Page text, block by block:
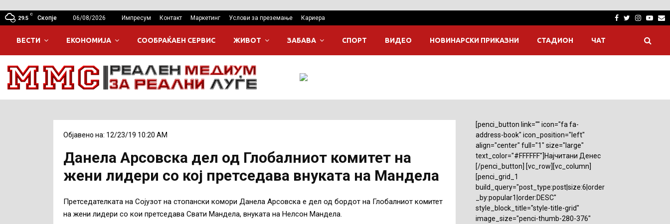
29.5
C
Скопје 06/08/2026 Импресум Контакт Маркетинг Услови за преземање Кариера Facebook
Twitter
ВЕСТИ ЕКОНОМИЈА СООБРАЌАЕН СЕРВИС ЖИВОТ ЗАБАВА СПОРТ ВИДЕО НОВИНАРСКИ ПРИКАЗНИ СТАДИОН ЧАТ
Објавено на: 12/23/19 10:20 AM
Данела Арсовска дел од Глобалниот комитет на
жени лидери со кој претседава внуката на Мандела
Претседателката на Сојузот на стопански комори Данела Арсовска е дел од бордот на Глобалниот комитет
на жени лидери со кои претседава Свати Мандела, внуката на Нелсон Мандела.
[penci_button link="" icon="fa fa-
address-book" icon_position="left"
align="center" full="1" size="large"
text_color="#FFFFFF"]Најчитани Денес
[/penci_button] [vc_row][vc_column]
[penci_grid_1
build_query="post_type:post|size:6|order
_by:popular1|order:DESC"
style_block_title="style-title-grid"
image_size="penci-thumb-280-376"